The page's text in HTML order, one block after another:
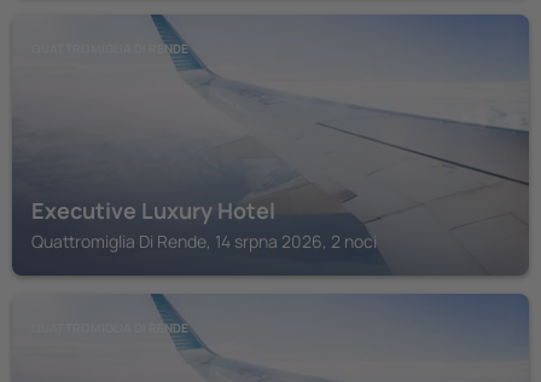
QUATTROMIGLIA DI RENDE
Executive Luxury Hotel
Quattromiglia Di Rende, 14 srpna 2026, 2 noci
QUATTROMIGLIA DI RENDE